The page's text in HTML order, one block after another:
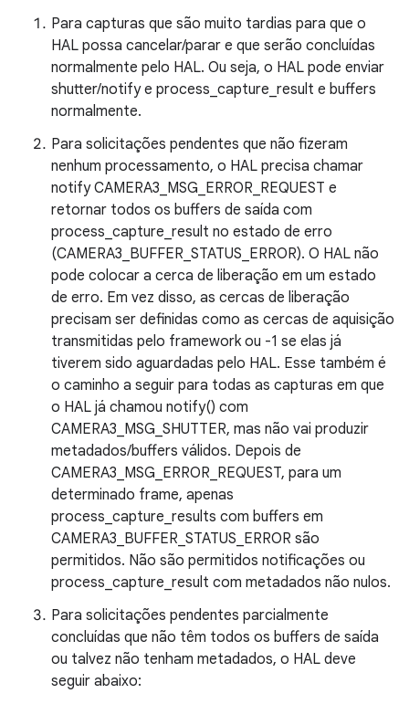
Para capturas que são muito tardias para que o
HAL possa cancelar/parar e que serão concluídas
normalmente pelo HAL. Ou seja, o HAL pode enviar
shutter/notify e process_capture_result e buffers
normalmente.
Para solicitações pendentes que não fizeram
nenhum processamento, o HAL precisa chamar
notify CAMERA3_MSG_ERROR_REQUEST e
retornar todos os buffers de saída com
process_capture_result no estado de erro
(CAMERA3_BUFFER_STATUS_ERROR). O HAL não
pode colocar a cerca de liberação em um estado
de erro. Em vez disso, as cercas de liberação
precisam ser definidas como as cercas de aquisição
transmitidas pelo framework ou -1 se elas já
tiverem sido aguardadas pelo HAL. Esse também é
o caminho a seguir para todas as capturas em que
o HAL já chamou notify() com
CAMERA3_MSG_SHUTTER, mas não vai produzir
metadados/buffers válidos. Depois de
CAMERA3_MSG_ERROR_REQUEST, para um
determinado frame, apenas
process_capture_results com buffers em
CAMERA3_BUFFER_STATUS_ERROR são
permitidos. Não são permitidos notificações ou
process_capture_result com metadados não nulos.
Para solicitações pendentes parcialmente
concluídas que não têm todos os buffers de saída
ou talvez não tenham metadados, o HAL deve
seguir abaixo: